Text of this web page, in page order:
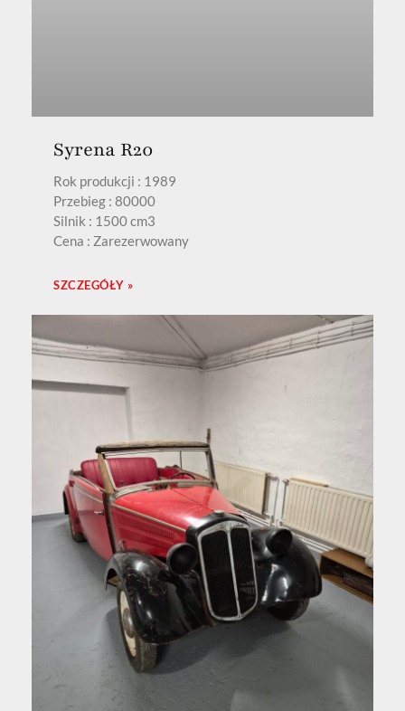
Syrena R20
Rok produkcji : 1989
Przebieg : 80000
Silnik : 1500 cm3
Cena : Zarezerwowany
SZCZEGÓŁY »